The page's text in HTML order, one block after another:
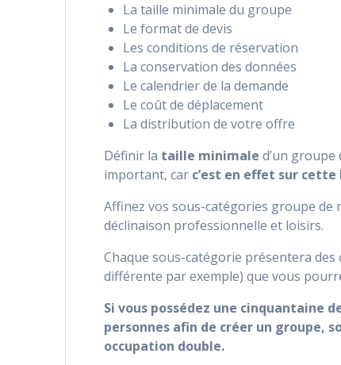
La taille minimale du groupe
Le format de devis
Les conditions de réservation
La conservation des données
Le calendrier de la demande
Le coût de déplacement
La distribution de votre offre
Définir la taille minimale d’un groupe
important, car c’est en effet sur
Affinez vos sous-catégories groupe de
déclinaison professionnelle et loisirs.
Chaque sous-catégorie présentera
différente par exemple) que vous
Si vous possédez une cinquantaine
personnes afin de créer un groupe,
occupation double.
En
du